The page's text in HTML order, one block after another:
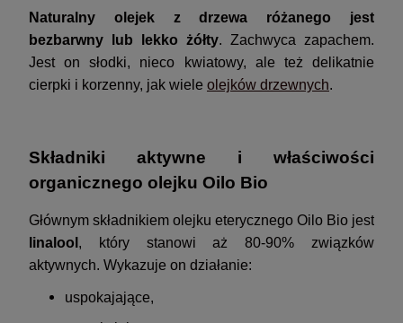
Naturalny olejek z drzewa różanego jest
bezbarwny lub lekko żółty. Zachwyca zapachem.
Jest on słodki, nieco kwiatowy, ale też delikatnie
cierpki i korzenny, jak wiele olejków drzewnych.
Składniki aktywne i właściwości
organicznego olejku Oilo Bio
Głównym składnikiem olejku eterycznego Oilo Bio jest
linalool , który stanowi aż 80-90% związków
aktywnych. Wykazuje on działanie:
uspokajające,